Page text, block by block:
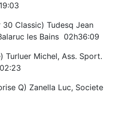
Classic) Tudesq Jean
les Bains 02h36:09
Turluer Michel, Ass. Sport.
Q) Zanella Luc, Societe